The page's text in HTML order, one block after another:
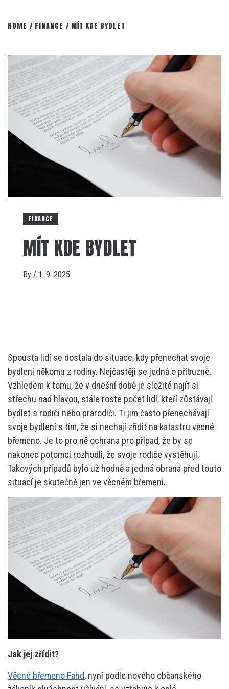
HOME FINANCE MÍT KDE BYDLET
FINANCE
MÍT KDE BYDLET
By / 1. 9. 2025
Spousta lidí se dostala do situace, kdy přenechat svoje
bydlení někomu z rodiny. Nejčastěji se jedná o příbuzné.
Vzhledem k tomu, že v dnešní době je složité najít si
střechu nad hlavou, stále roste počet lidí, kteří zůstávají
bydlet s rodiči nebo prarodiči. Ti jim často přenechávají
svoje bydlení s tím, že si nechají zřídit na katastru věcné
břemeno. Je to pro ně ochrana pro případ, že by se
nakonec potomci rozhodli, že svoje rodiče vystěhují.
Takových případů bylo už hodně a jediná obrana před touto
situací je skutečně jen ve věcném břemeni.
Jak jej zřídit?
Věcné břemeno Fahd, nyní podle nového občanského